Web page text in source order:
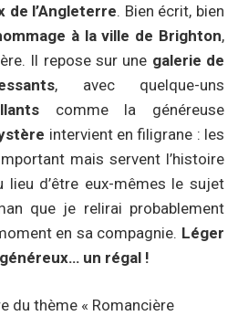
de l’Angleterre. Bien écrit, bien
à la ville de Brighton,
Il repose sur une galerie de
, avec quelque-uns
comme la généreuse
intervient en filigrane : les
mais servent l’histoire
lieu d’être eux-mêmes le sujet
que je relirai probablement
en sa compagnie. Léger
un régal !
du thème « Romancière